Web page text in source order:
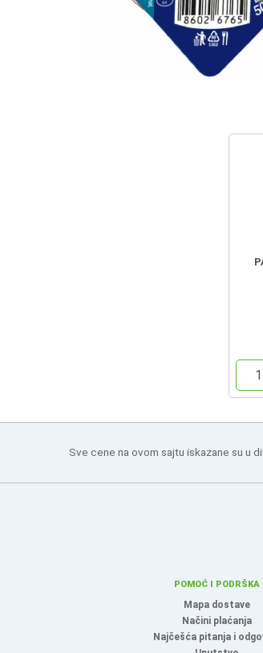
Sve cene na ovom sajtu iskazane su u
POMOĆ I PODRŠKA
Mapa dostave
Načini plaćanja
Najčešća pitanja i